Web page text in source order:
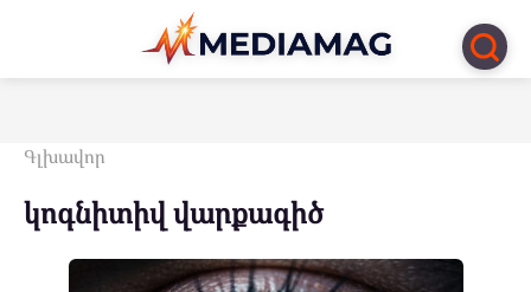
Перейти
контенту
Գլխավոր
կոգնիտիվ վարքագիծ